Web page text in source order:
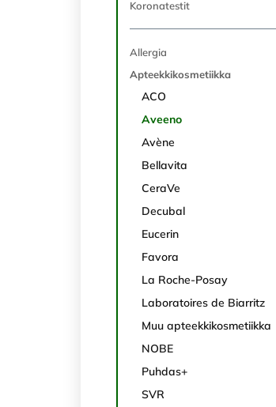
Koronatestit
Allergia
Apteekkikosmetiikka
ACO
Aveeno
Avène
Bellavita
CeraVe
Decubal
Eucerin
Favora
La Roche-Posay
Laboratoires de Biarritz
Muu apteekkikosmetiikka
NOBE
Puhdas+
SVR